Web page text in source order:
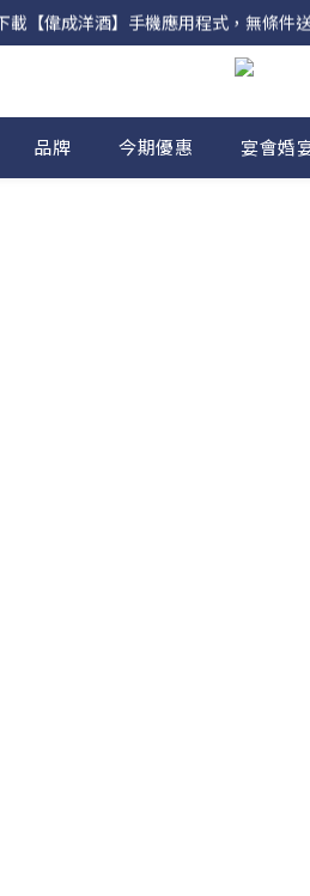
網店購滿 $500 即享免費
網店購滿 $500 即享免費
品牌 今期優惠 宴會婚